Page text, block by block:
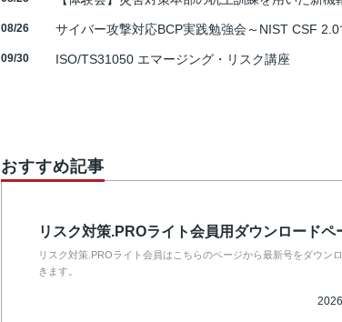
08/26 サイバー攻撃対応BCP実践勉強会～NIST CSF
09/30 ISO/TS31050 エマージング・リスク講座
おすすめ記事
リスク対策.PROライト会員用ダウンロードペ
リスク対策.PROライト会員はこちらのページから最新号をダウン
きます。